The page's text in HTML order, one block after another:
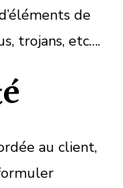
de
trojans, etc….
au client,